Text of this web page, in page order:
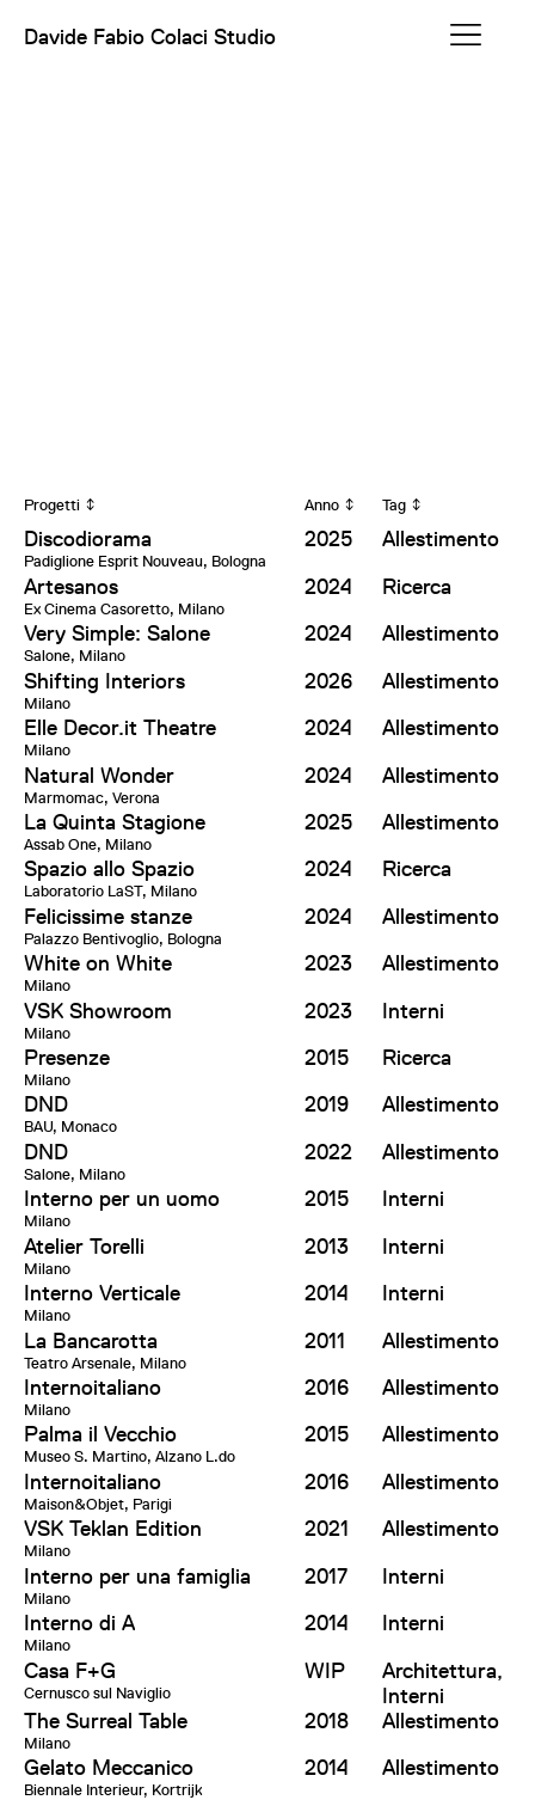
Davide Fabio Colaci Studio
Progetti ↕ Anno ↕ Tag ↕
Discodiorama
Padiglione Esprit Nouveau, Bologna
2025
Allestimento
Artesanos
Ex Cinema Casoretto, Milano
2024
Ricerca
Very Simple: Salone
Salone, Milano
2024
Allestimento
Shifting Interiors
Milano
2026
Allestimento
Elle Decor.it Theatre
Milano
2024
Allestimento
Natural Wonder
Marmomac, Verona
2024
Allestimento
La Quinta Stagione
Assab One, Milano
2025
Allestimento
Spazio allo Spazio
Laboratorio LaST, Milano
2024
Ricerca
Felicissime stanze
Palazzo Bentivoglio, Bologna
2024
Allestimento
White on White
Milano
2023
Allestimento
VSK Showroom
Milano
2023
Interni
Presenze
Milano
2015
Ricerca
DND
BAU, Monaco
2019
Allestimento
DND
Salone, Milano
2022
Allestimento
Interno per un uomo
Milano
2015
Interni
Atelier Torelli
Milano
2013
Interni
Interno Verticale
Milano
2014
Interni
La Bancarotta
Teatro Arsenale, Milano
2011
Allestimento
Internoitaliano
Milano
2016
Allestimento
Palma il Vecchio
Museo S. Martino, Alzano L.do
2015
Allestimento
Internoitaliano
Maison&Objet, Parigi
2016
Allestimento
VSK Teklan Edition
Milano
2021
Allestimento
Interno per una famiglia
Milano
2017
Interni
Interno di A
Milano
2014
Interni
Casa F+G
Cernusco sul Naviglio
WIP
Architettura,
Interni
The Surreal Table
Milano
2018
Allestimento
Gelato Meccanico
Biennale Interieur, Kortrijk
2014
Allestimento